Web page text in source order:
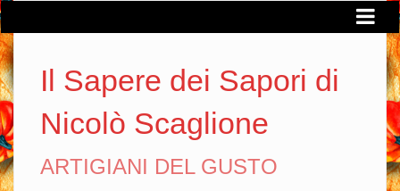
Il Sapere dei Sapori di
Nicolò Scaglione
ARTIGIANI DEL GUSTO